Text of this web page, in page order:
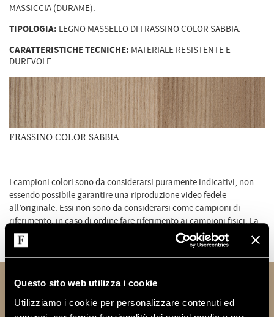
Questo sito web utilizza i cookie
Utilizziamo i cookie per personalizzare contenuti ed
MASSICCIA (DURAME).
TIPOLOGIA: LEGNO MASSELLO DI FRASSINO COLOR SABBIA.
CARATTERISTICHE TECNICHE: MATERIALE RESISTENTE E
DUREVOLE.
FRASSINO COLOR SABBIA
I campioni colori sono da considerarsi puramente indicativi, non
essendo possibile garantire una riproduzione video fedele
all’originale. Essi non sono da considerarsi come campioni di
riferimento, in caso di ordine fare riferimento ai campioni fisici. La
qualità del colore dipende dal sistema video utilizzato che può
risultare differente da dispositivo a dispositivo.
INFORMAZIONI TECNICHE